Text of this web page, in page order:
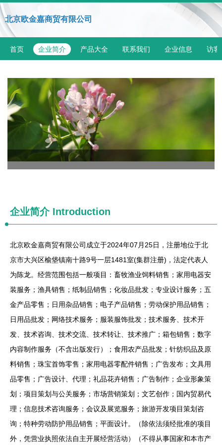
北京欧金嘉商贸有限公司
首页 企业简介 产品大全 联系我们 企业信息 访客
企业简介 Introduction
北京欧金嘉商贸有限公司成立于2024年07月25日，注册地位于北
京市大兴区榆垡镇南十路9号一层1481室(集群注册)，法定代表人
为陈龙。经营范围包括一般项目：畜牧渔业饲料销售；家用电器安
装服务；渔具销售；纸制品销售；化妆品批发；专业设计服务；五
金产品零售；日用杂品销售；电子产品销售；劳动保护用品销售；
日用品批发；网络技术服务；服装服饰批发；技术服务、技术开
发、技术咨询、技术交流、技术转让、技术推广；箱包销售；数字
内容制作服务（不含出版发行）；食用农产品批发；针纺织品及原
料销售；珠宝首饰零售；家用电器零配件销售；广告发布；文具用
品零售；广告设计、代理；礼品花卉销售；广告制作；企业形象策
划；项目策划与公关服务；市场营销策划；文艺创作；国内贸易代
理；信息技术咨询服务；会议及展览服务；旅游开发项目策划咨
询；特种劳动防护用品销售；平面设计。（除依法须经批准的项目
外，凭营业执照依法自主开展经营活动）（不得从事国家和本市产